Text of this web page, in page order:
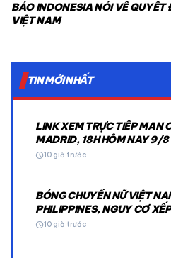
BÁO INDONESIA NÓI VỀ
VIỆT NAM
TIN MỚI NHẤT
LINK XEM TRỰC TIẾP MAN
MADRID, 18H HÔM NAY 9/8
schedule10 giờ trước
BÓNG CHUYỀN NỮ VIỆT
PHILIPPINES, NGUY CƠ
2026
schedule10 giờ trước